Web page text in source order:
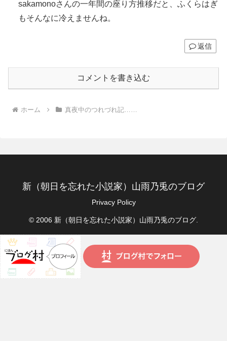
sakamonoさんの一年間の座り方推移だと、ふくらはぎ
もそんなに冷えませんね。
返信
コメントを書き込む
ホーム 真夜中のつれづれ記……
新（朝日を忘れた小説家）山雨乃兎のブログ
Privacy Policy
© 2006 新（朝日を忘れた小説家）山雨乃兎のブログ.